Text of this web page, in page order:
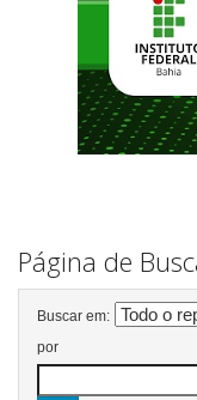
Página de
Buscar em:
por